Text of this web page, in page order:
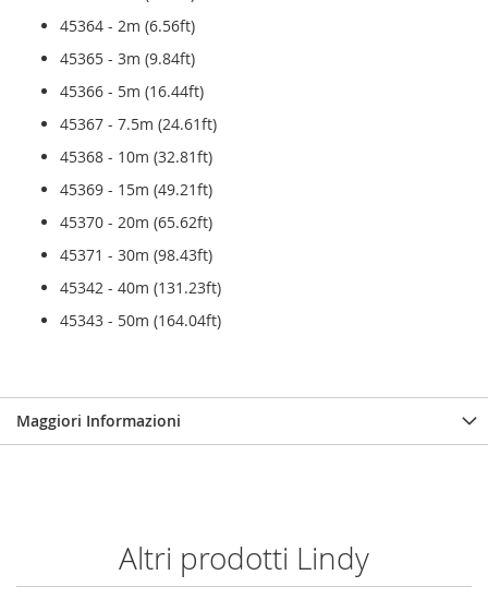
45364 - 2m (6.56ft)
45365 - 3m (9.84ft)
45366 - 5m (16.44ft)
45367 - 7.5m (24.61ft)
45368 - 10m (32.81ft)
45369 - 15m (49.21ft)
45370 - 20m (65.62ft)
45371 - 30m (98.43ft)
45342 - 40m (131.23ft)
45343 - 50m (164.04ft)
Maggiori Informazioni
Altri prodotti Lindy